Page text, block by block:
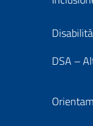
Disabilità
DSA –